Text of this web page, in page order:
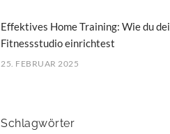
Effektives Home Training: Wie du
Fitnessstudio einrichtest
25. FEBRUAR 2025
Schlagwörter